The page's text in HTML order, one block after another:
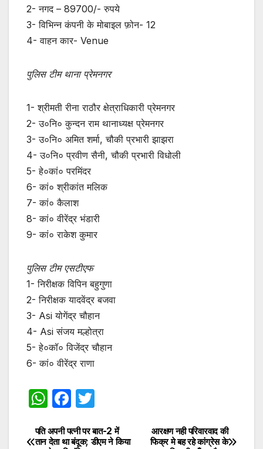
2- नगद – 89700/- रुपये
3- विभिन्न कंपनी के मोबाइल फ़ोन- 12
4- वाहन कार- Venue
पुलिस टीम थाना प्रेमनगर
1- श्रीमती रीना राठौर क्षेत्राधिकारी प्रेमनगर
2- उ०नि० कुन्दन राम थानाध्यक्ष प्रेमनगर
3- उ०नि० अमित शर्मा, चौकी प्रभारी झाझरा
4- उ०नि० प्रवीण सैनी, चौकी प्रभारी विधोली
5- हे०कां० परमिंदर
6- कां० श्रीकांत मलिक
7- कां० कैलाश
8- कां० वीरेंद्र भंडारी
9- कां० राकेश कुमार
पुलिस टीम एसटीएफ
1- निरीक्षक विपिन बहुगुणा
2- निरीक्षक यादवेंद्र बजवा
3- Asi योगेंद्र चौहान
4- Asi संजय मल्होत्रा
5- हे०कॉ० विजेंद्र चौहान
6- कां० वीरेंद्र राणा
W
at
F
c itt
Post
आरक्षण नही परिवारवाद की
फिक्र मे बह रहे कांग्रेस के
पति अपनी पत्नी पर बात-2 में
तान देता था बंदूक; डीएम ने किया